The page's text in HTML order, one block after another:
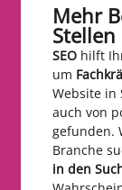
Mehr
Stellen​
SEO hilft
um
Website in
auch von
gefunden.
Branche
in den